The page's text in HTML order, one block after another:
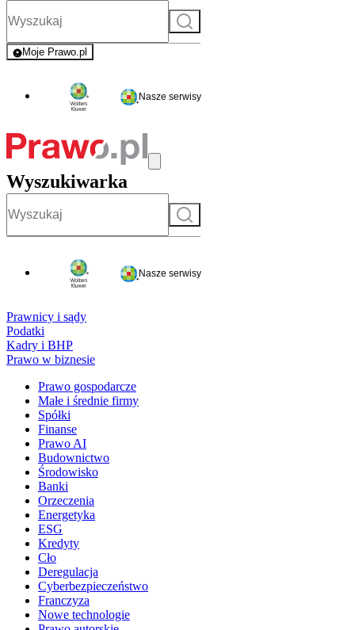
Szukaj
Moje Prawo.pl
- rejestracja i logowanie do serwisu
Nasze serwisy
Wyszukiwarka
Szukaj
Nasze serwisy
Prawnicy i sądy
Podatki
Kadry i BHP
Prawo w biznesie
Prawo gospodarcze
Małe i średnie firmy
Spółki
Finanse
Prawo AI
Budownictwo
Środowisko
Banki
Orzeczenia
Energetyka
ESG
Kredyty
Cło
Deregulacja
Cyberbezpieczeństwo
Franczyza
Nowe technologie